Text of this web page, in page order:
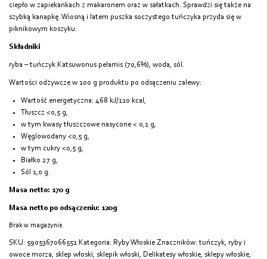
ciepło w zapiekankach z makaronem oraz w sałatkach. Sprawdzi się także na
szybką kanapkę. Wiosną i latem puszka soczystego tuńczyka przyda się w
piknikowym koszyku.
Składniki
ryba – tuńczyk Katsuwonus pelamis (70,6%), woda, sól.
Wartości odżywcze w 100 g produktu po odsączeniu zalewy:
Wartość energetyczna: 468 kJ/110 kcal,
Tłuszcz <0,5 g,
w tym kwasy tłuszczowe nasycone < 0,1 g,
Węglowodany <0,5 g,
w tym cukry <0,5 g,
Białko 27 g,
Sól 1,0 g.
Masa netto: 170 g
Masa netto po odsączeniu: 120g
Brak w magazynie
SKU: 5905367066551 Kategoria: Ryby Włoskie Znaczników:tuńczyk, ryby i
owoce morza, sklep włoski, sklepik włoski, Delikatesy włoskie, sklepy włoskie,